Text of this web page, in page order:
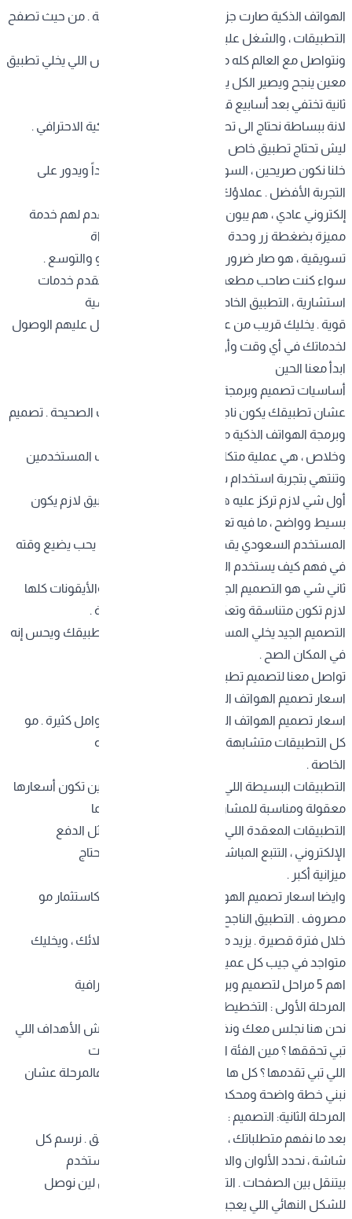
الهواتف الذكية صارت جزء أساسي من حياتنا اليومية . من حيث تصفح
التطبيقات ، والشغل عليه ، والتسوق ،
ونتواصل مع العالم كله من خلالها . والاهم هو وش اللي يخلي تطبيق
معين ينجح ويصير الكل يستخدمه ، بينما تطبيقات
ثانية تختفي بعد أسابيع قليلة ؟
لانة ببساطة نحتاج الى تصميم وبرمجة الهواتف الذكية الاحترافي .
ليش تحتاج تطبيق خاص لمشروعك ؟
خلنا نكون صريحين ، السوق السعودي صار واعي جداً ويدور على
التجربة الأفضل . عملاؤك ما عاد يكفيهم موقع
إلكتروني عادي ، هم يبون تطبيق سهل ، سريع، ويقدم لهم خدمة
مميزة بضغطة زر وحدة . التطبيق الذكي مو بس أداة
تسويقية ، هو صار ضرورة لأي مشروع يطمح للنمو والتوسع .
سواء كنت صاحب مطعم ، متجر إلكتروني ، أو حتى تقدم خدمات
استشارية ، التطبيق الخاص بك يعطيك ميزة تنافسية
قوية . يخليك قريب من عملائك على طول ، ويسهل عليهم الوصول
لخدماتك في أي وقت وأي مكان .
ابدأ معنا الحين
أساسيات تصميم وبرمجة الهواتف الذكية
عشان تطبيقك يكون ناجح ، لازم تفهم الأساسيات الصحيحة . تصميم
وبرمجة الهواتف الذكية مو بس كتابة أكواد
وخلاص ، هي عملية متكاملة تبدأ من فهم احتياجات المستخدمين
وتنتهي بتجربة استخدام سلسة وممتعة .
أول شي لازم تركز عليه هو تجربة المستخدم . التطبيق لازم يكون
بسيط وواضح ، ما فيه تعقيدات أو خطوات زايدة .
المستخدم السعودي يقدر البساطة والسرعة ، وما يحب يضيع وقته
في فهم كيف يستخدم التطبيق .
ثاني شي هو التصميم الجذاب . الألوان ، الخطوط، والأيقونات كلها
لازم تكون متناسقة وتعكس هوية علامتك التجارية .
التصميم الجيد يخلي المستخدم يرتاح وهو يتصفح تطبيقك ويحس إنه
في المكان الصح .
تواصل معنا لتصميم تطبيقك المثالي
اسعار تصميم الهواتف الذكية
اسعار تصميم الهواتف الذكية
تختلف على حسب عوامل كثيرة . مو
كل التطبيقات متشابهة ، وكل مشروع له متطلباته
الخاصة .
التطبيقات البسيطة اللي تقدم خدمة واحدة أو اثنتين تكون أسعارها
معقولة ومناسبة للمشاريع الصغيرة والناشئة . بينما
التطبيقات المعقدة اللي فيها خصائص متقدمة مثل الدفع
الإلكتروني ، التتبع المباشر ، أو الذكاء الاصطناعي ، تحتاج
ميزانية أكبر .
وايضا اسعار تصميم الهواتف الذكية لازم تشوفها كاستثمار مو
مصروف . التطبيق الناجح يرجع لك رأس ماله وأكثر
خلال فترة قصيرة . يزيد مبيعاتك ، يوسع قاعدة عملائك ، ويخليك
متواجد في جيب كل عميل محتمل .
اهم 5 مراحل لتصميم وبرمجة الهواتف الذكية الاحترافية
المرحلة الأولى : التخطيط والدراسة :
نحن هنا نجلس معك ونفهم احتياجاتك بالضبط . وش الأهداف اللي
تبي تحققها ؟ مين الفئة المستهدفة ؟ وش الخدمات
اللي تبي تقدمها ؟ كل هالأسئلة نجاوب عليها في هالمرحلة عشان
نبني خطة واضحة ومحكمة .
المرحلة الثانية: التصميم :
بعد ما نفهم متطلباتك ، نبدأ نصمم واجهات التطبيق . نرسم كل
شاشة ، نحدد الألوان والخطوط ، ونوضح كيف المستخدم
بيتنقل بين الصفحات . التصميم يكون قابل للتعديل لين نوصل
للشكل النهائي اللي يعجبك تماماً .